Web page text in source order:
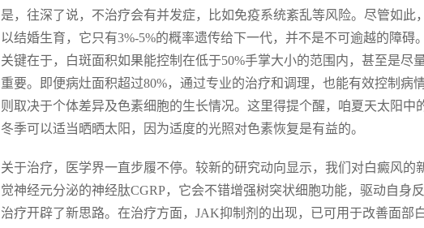
是，往深了说，不治疗会有并发症，比如免疫系统紊乱等风险。尽管如
以结婚生育，它只有3%-5%的概率遗传给下一代，并不是不可逾越的障碍
关键在于，白斑面积如果能控制在低于50%手掌大小的范围内，甚至是尽
重要。即便病灶面积超过80%，通过专业的治疗和调理，也能有效控制病
则取决于个体差异及色素细胞的生长情况。这里得提个醒，咱夏天太阳中
冬季可以适当晒晒太阳，因为适度的光照对色素恢复是有益的。
关于治疗，医学界一直步履不停。较新的研究动向显示，我们对白癜风
觉神经元分泌的神经肽CGRP，它会不错增强树突状细胞功能，驱动自身
治疗开辟了新思路。在治疗方面，JAK抑制剂的出现，已可用于改善面部